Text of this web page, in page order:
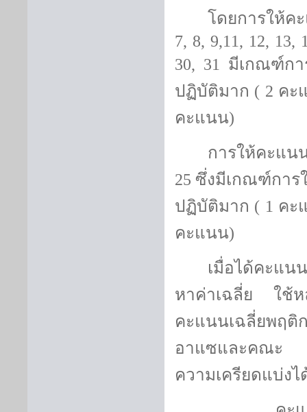
โดยการให้
7, 8, 9,11, 12, 13,
30, 31 มีเกณฑ์ก
ปฏิบัติมาก ( 2 คะ
คะแนน)
การให้คะแ
25 ซึ่งมีเกณฑ์กา
ปฏิบัติมาก ( 1 คะ
คะแนน)
เมื่อได้คะแ
หาค่าเฉลี่ย ใช้ห
คะแนนเฉลี่ยพฤติ
อาแซและคณะ
ความเครียดแบ่ง